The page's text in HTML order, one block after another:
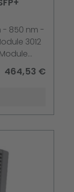
- 850 nm -
3012
464,53 €